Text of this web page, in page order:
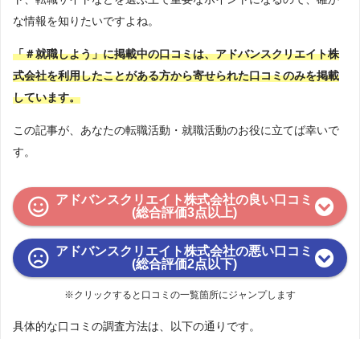
な情報を知りたいですよね。
「＃就職しよう」に掲載中の口コミは、アドバンスクリエイト株
式会社を利用したことがある方から寄せられた口コミのみを掲載
しています。
この記事が、あなたの転職活動・就職活動のお役に立てば幸いで
す。
アドバンスクリエイト株式会社の良い口コミ
(総合評価3点以上)
アドバンスクリエイト株式会社の悪い口コミ
(総合評価2点以下)
※クリックすると口コミの一覧箇所にジャンプします
具体的な口コミの調査方法は、以下の通りです。